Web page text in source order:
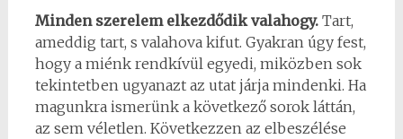
Minden szerelem elkezdődik valahogy. Tart,
ameddig tart, s valahova kifut. Gyakran úgy fest,
hogy a miénk rendkívül egyedi, miközben sok
tekintetben ugyanazt az utat járja mindenki. Ha
magunkra ismerünk a következő sorok láttán,
az sem véletlen. Következzen az elbeszélése